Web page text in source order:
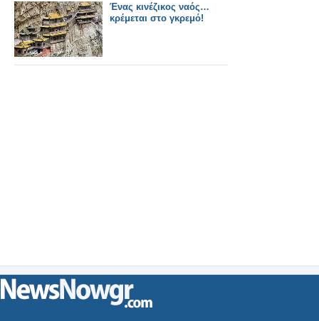
Ένας κινέζικος ναός…
κρέμεται στο γκρεμό!